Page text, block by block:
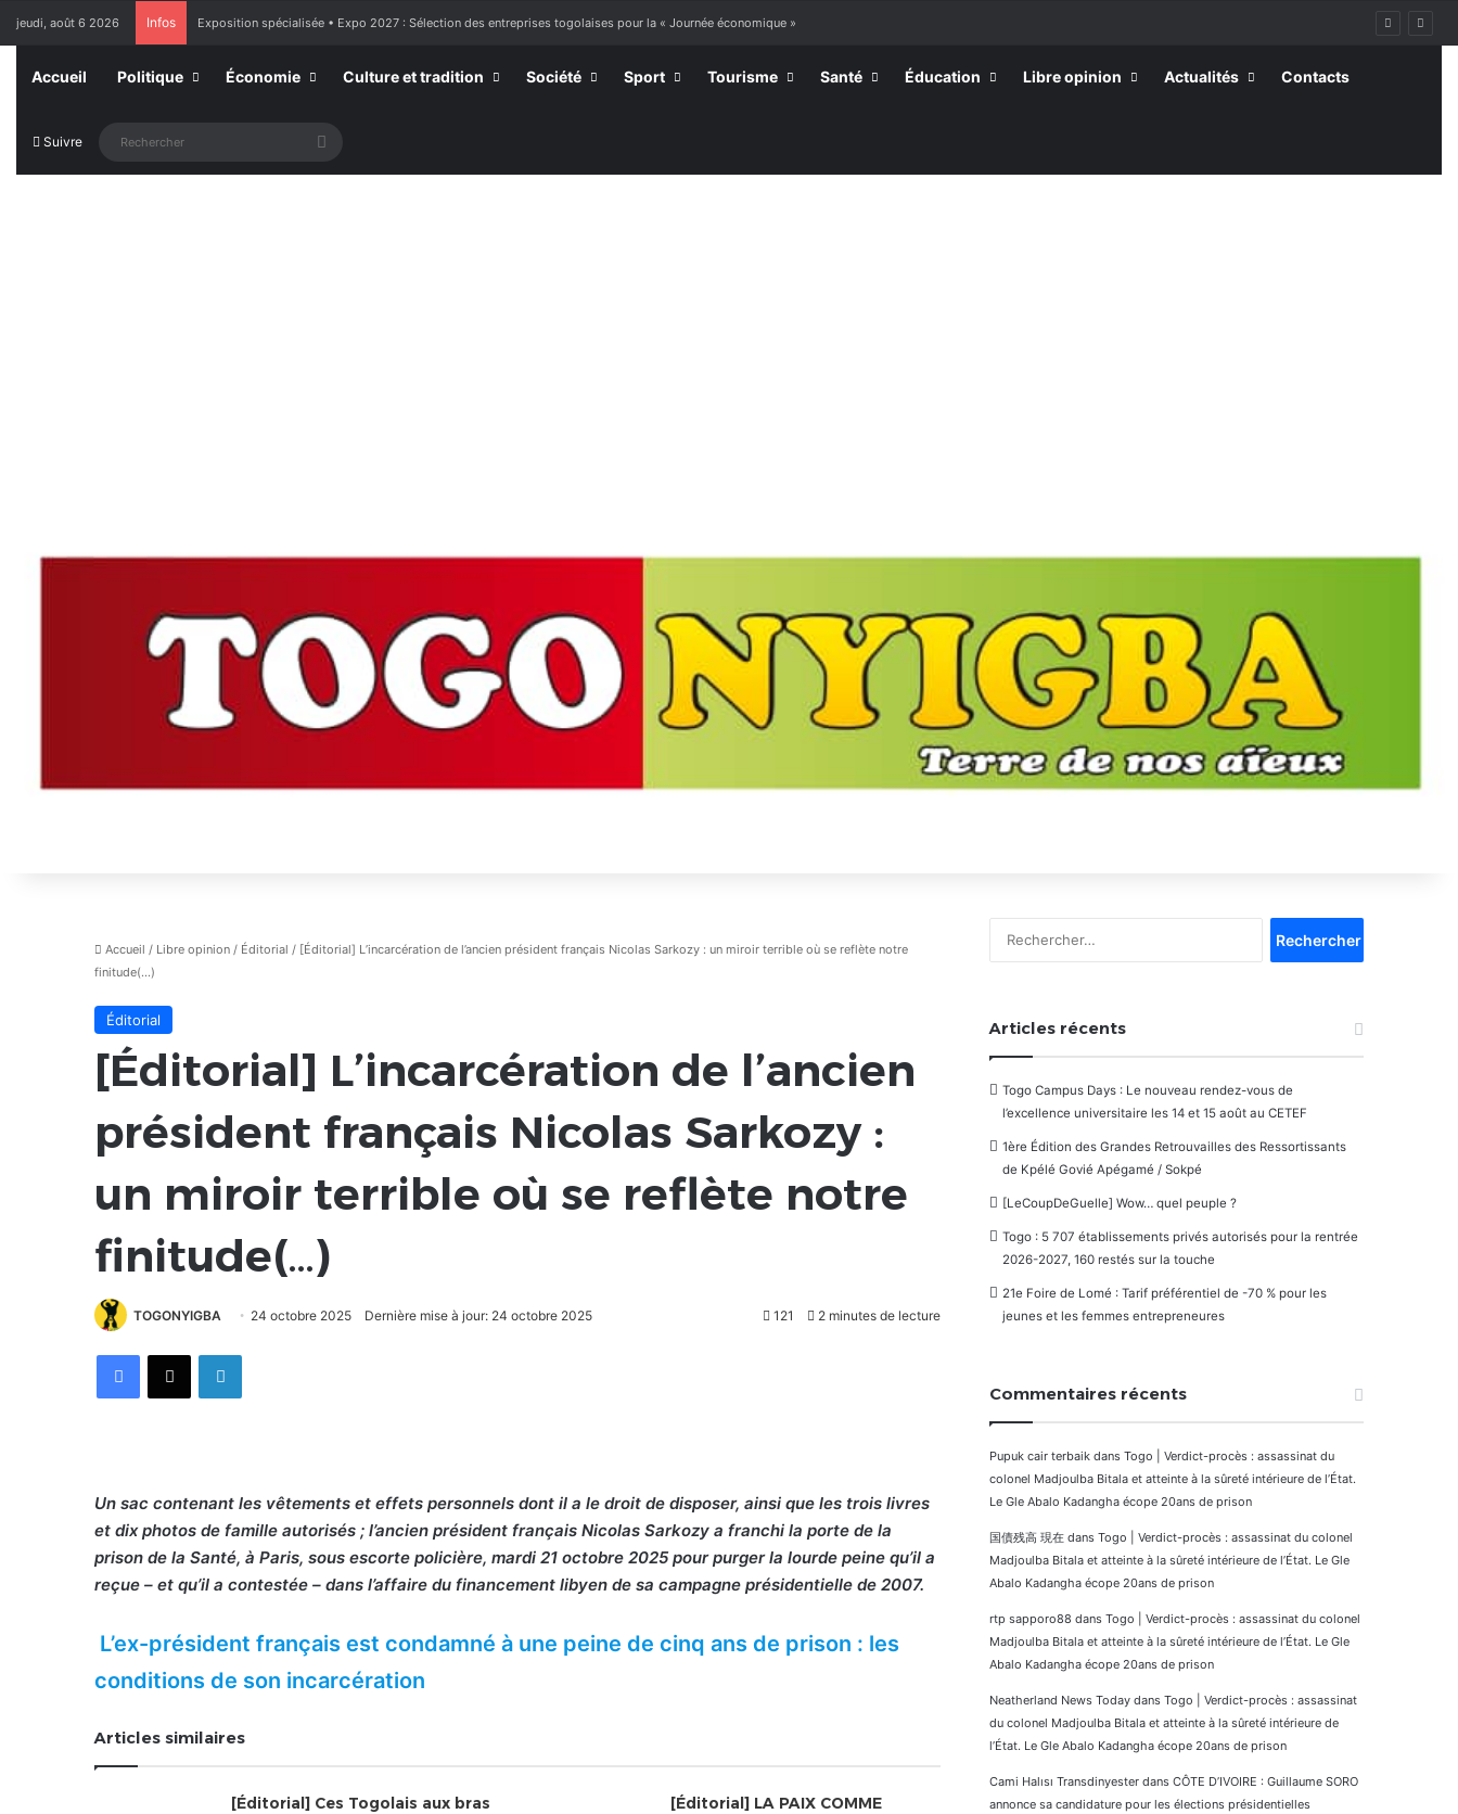
jeudi, août 6 2026 Infos France : l’Assemblée nationale approuve « l’aide à mourir »
Accueil Politique Économie Culture et tradition Société Sport Tourisme Santé Éducation Libre opinion Actualités Contacts
Suivre Rechercher
Accueil / Libre opinion / Éditorial / [Éditorial] L’incarcération de l’ancien président français Nicolas Sarkozy : un miroir terrible où se reflète notre
finitude(…)
Éditorial
[Éditorial] L’incarcération de l’ancien
président français Nicolas Sarkozy :
un miroir terrible où se reflète notre
finitude(…)
TOGONYIGBA 24 octobre 2025 Dernière mise à jour: 24 octobre 2025 121 2 minutes de lecture
FacebookX Linkedin
Un sac contenant les vêtements et effets personnels dont il a le droit de disposer, ainsi que les trois livres
et dix photos de famille autorisés ; l’ancien président français Nicolas Sarkozy a franchi la porte de la
prison de la Santé, à Paris, sous escorte policière, mardi 21 octobre 2025 pour purger la lourde peine qu’il a
reçue – et qu’il a contestée – dans l’affaire du financement libyen de sa campagne présidentielle de 2007.
L’ex-président français est condamné à une peine de cinq ans de prison : les
conditions de son incarcération
Articles similaires
[Éditorial] Ces Togolais aux bras
[Éditorial] LA PAIX COMME
Articles récents
Togo Campus Days : Le nouveau rendez-vous de
l’excellence universitaire les 14 et 15 août au CETEF
1ère Édition des Grandes Retrouvailles des Ressortissants
de Kpélé Govié Apégamé / Sokpé
[LeCoupDeGuelle] Wow… quel peuple ?
Togo : 5 707 établissements privés autorisés pour la rentrée
2026-2027, 160 restés sur la touche
21e Foire de Lomé : Tarif préférentiel de -70 % pour les
jeunes et les femmes entrepreneures
Commentaires récents
Pupuk cair terbaik dans Togo | Verdict-procès : assassinat du
colonel Madjoulba Bitala et atteinte à la sûreté intérieure de l’État.
Le Gle Abalo Kadangha écope 20ans de prison
国債残高 現在 dans Togo | Verdict-procès : assassinat du colonel
Madjoulba Bitala et atteinte à la sûreté intérieure de l’État. Le Gle
Abalo Kadangha écope 20ans de prison
rtp sapporo88 dans Togo | Verdict-procès : assassinat du colonel
Madjoulba Bitala et atteinte à la sûreté intérieure de l’État. Le Gle
Abalo Kadangha écope 20ans de prison
Neatherland News Today dans Togo | Verdict-procès : assassinat
du colonel Madjoulba Bitala et atteinte à la sûreté intérieure de
l’État. Le Gle Abalo Kadangha écope 20ans de prison
Cami Halısı Transdinyester dans CÔTE D’IVOIRE : Guillaume SORO
annonce sa candidature pour les élections présidentielles